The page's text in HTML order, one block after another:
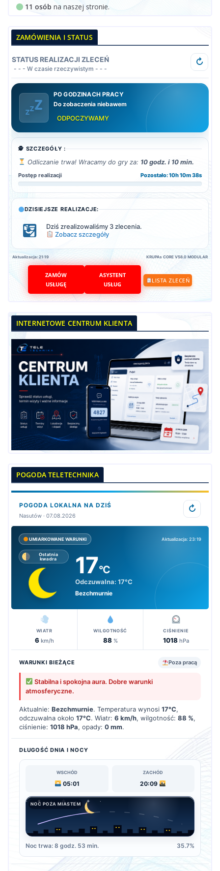
11 osób na naszej stronie.
ZAMÓWIENIA I STATUS
STATUS REALIZACJI ZLECEŃ
- - - W czasie rzeczywistym - - -
↻
PO GODZINACH PRACY
Do zobaczenia niebawem
ODPOCZYWAMY
🕵️ SZCZEGÓŁY :
Odliczanie trwa! Wracamy do gry za: 10 godz. i 10 min.
Postęp realizacji Pozostało: 10h 10m 36s
DZISIEJSZE REALIZACJE:
Dziś zrealizowaliśmy 3 zlecenia.
Zobacz szczegóły
Aktualizacja: 21:19 KRUPAs CORE V58.0 MODULAR
ZAMÓW
USŁUGĘ
ASYSTENT
USŁUG
LISTA ZLECEŃ
INTERNETOWE CENTRUM KLIENTA
POGODA TELETECHNIKA
POGODA LOKALNA NA DZIŚ
Nasutów · 07.08.2026
↻
UMIARKOWANE WARUNKI Aktualizacja: 23:19
Ostatnia
kwadra
17°C
Odczuwalna: 17°C
Bezchmurnie
WIATR
6 km/h
WILGOTNOŚĆ
88%
CIŚNIENIE
1018 hPa
WARUNKI BIEŻĄCE Poza pracą
Stabilna i spokojna aura. Dobre warunki
atmosferyczne.
Aktualnie: Bezchmurnie. Temperatura wynosi 17°C,
odczuwalna około 17°C. Wiatr: 6 km/h, wilgotność: 88 %,
ciśnienie: 1018 hPa, opady: 0 mm.
DŁUGOŚĆ DNIA I NOCY
WSCHÓD
05:01
ZACHÓD
20:09
NOC POZA MIASTEM
Noc trwa: 8 godz. 53 min. 35.7%